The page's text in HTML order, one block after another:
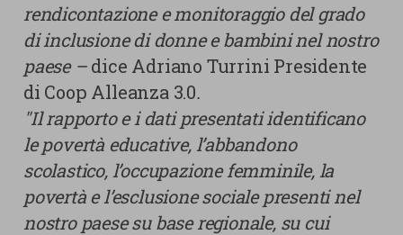
rendicontazione e monitoraggio del grado
di inclusione di donne e bambini nel nostro
paese –dice Adriano Turrini Presidente
di Coop Alleanza 3.0.
"Il rapporto e i dati presentati identificano
le povertà educative, l’abbandono
scolastico, l’occupazione femminile, la
povertà e l’esclusione sociale presenti nel
nostro paese su base regionale, su cui